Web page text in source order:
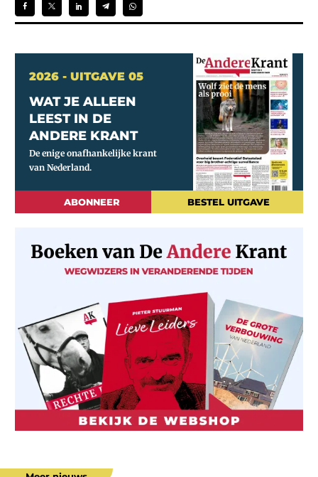
2026 - UITGAVE 05
WAT JE ALLEEN
LEEST IN DE
ANDERE KRANT
ABONNEER BESTEL UITGAVE